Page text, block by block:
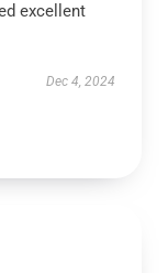
excellent
Dec 4, 2024